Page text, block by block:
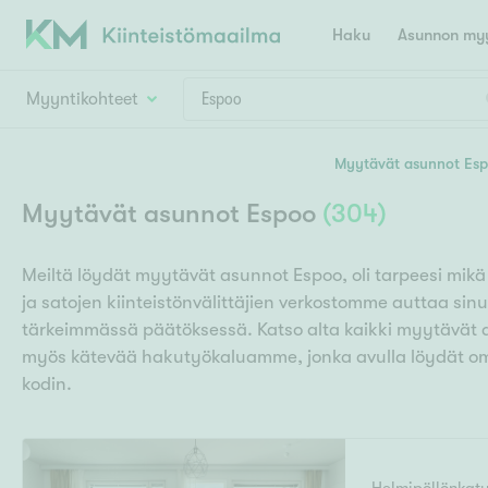
Haku Asunnon
E
H
Hamina Helsinki
Hyvinkää
Myyntikohteet
Asuntotyyppi
Myytävät asunnot
Myytävät asunnot Espoo (304)
Meiltä löydät myytävät asunnot Espoo, oli tarpeesi
ja satojen kiinteistönvälittäjien verkostomme auttaa
tärkeimmässä päätöksessä. Katso alta kaikki myytävät
myös kätevää hakutyökaluamme, jonka avulla löydät
kodin.